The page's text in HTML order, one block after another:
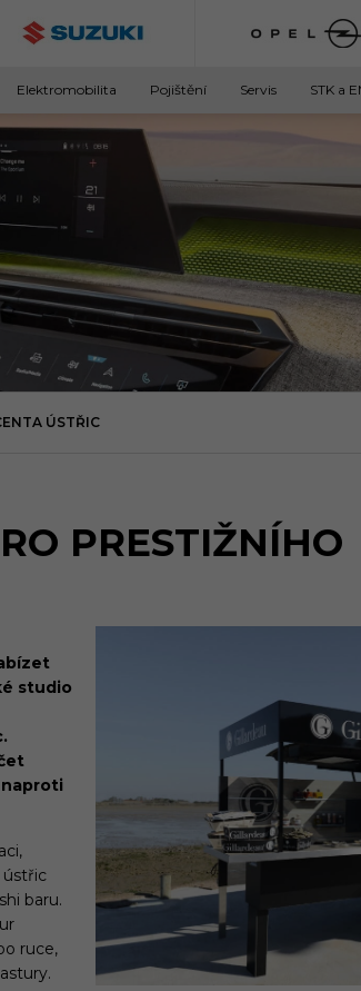
Elektromobilita Pojištění Servis STK a
ÚSTŘIC
PRESTIŽNÍHO
studio
ústřic
baru.
ruce,